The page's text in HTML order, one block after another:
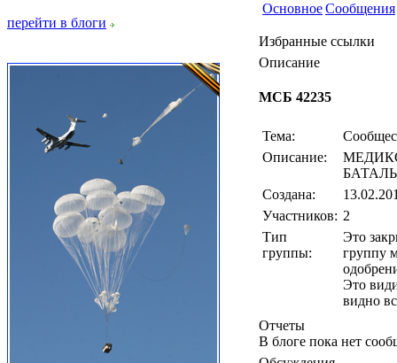
перейти в блоги
ОсновноеСообщения
Избранные ссылки
Описание
МСБ 42235
Тема:
Описание:
Создана:
Участников: 2
Тип
группы:
Это
группу
Это
видно
Отчеты
В блоге пока нет